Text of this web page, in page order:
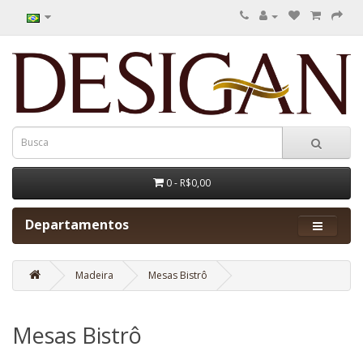
0 - R$0,00
Departamentos
Madeira Mesas Bistrô
Mesas Bistrô